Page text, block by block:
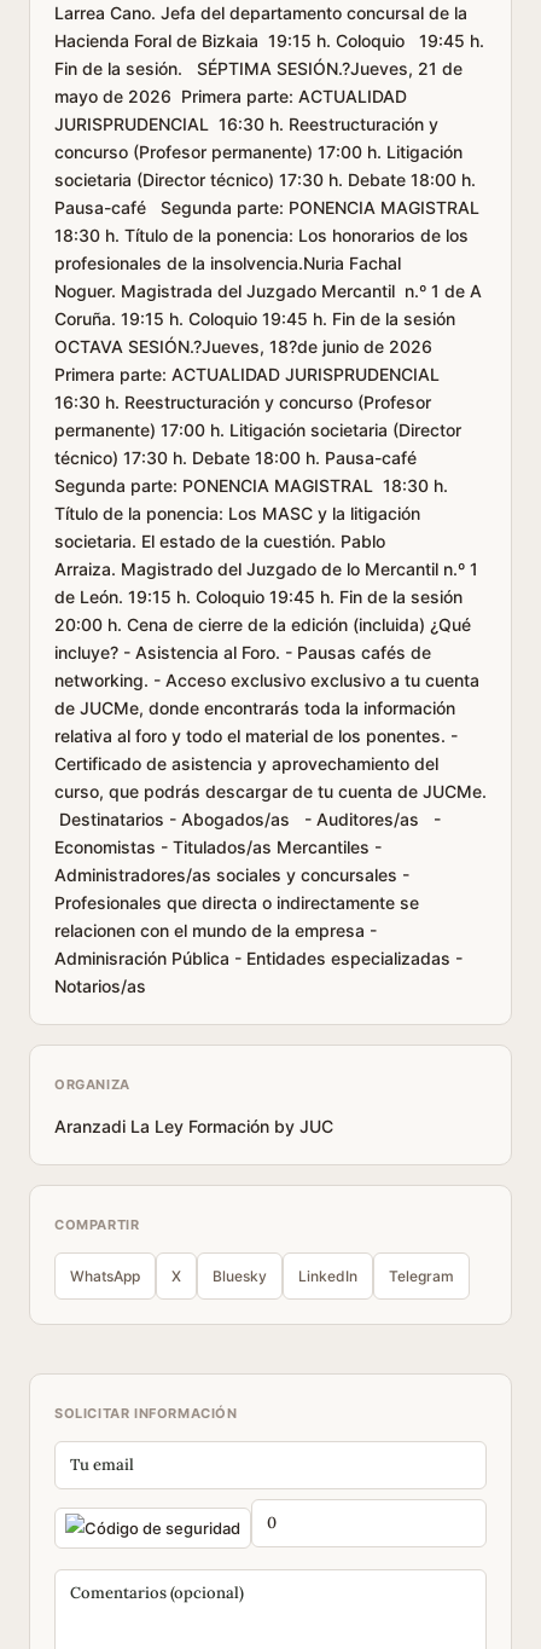
Larrea Cano. Jefa del departamento concursal de la
Hacienda Foral de Bizkaia 19:15 h. Coloquio 19:45 h.
Fin de la sesión. SÉPTIMA SESIÓN.?Jueves, 21 de
mayo de 2026 Primera parte: ACTUALIDAD
JURISPRUDENCIAL 16:30 h. Reestructuración y
concurso (Profesor permanente) 17:00 h. Litigación
societaria (Director técnico) 17:30 h. Debate 18:00 h.
Pausa-café Segunda parte: PONENCIA MAGISTRAL
18:30 h. Título de la ponencia: Los honorarios de los
profesionales de la insolvencia.Nuria Fachal
Noguer. Magistrada del Juzgado Mercantil n.º 1 de A
Coruña. 19:15 h. Coloquio 19:45 h. Fin de la sesión
OCTAVA SESIÓN.?Jueves, 18?de junio de 2026
Primera parte: ACTUALIDAD JURISPRUDENCIAL
16:30 h. Reestructuración y concurso (Profesor
permanente) 17:00 h. Litigación societaria (Director
técnico) 17:30 h. Debate 18:00 h. Pausa-café
Segunda parte: PONENCIA MAGISTRAL 18:30 h.
Título de la ponencia: Los MASC y la litigación
societaria. El estado de la cuestión. Pablo
Arraiza. Magistrado del Juzgado de lo Mercantil n.º 1
de León. 19:15 h. Coloquio 19:45 h. Fin de la sesión
20:00 h. Cena de cierre de la edición (incluida) ¿Qué
incluye? - Asistencia al Foro. - Pausas cafés de
networking. - Acceso exclusivo exclusivo a tu cuenta
de JUCMe, donde encontrarás toda la información
relativa al foro y todo el material de los ponentes. -
Certificado de asistencia y aprovechamiento del
curso, que podrás descargar de tu cuenta de JUCMe.
Destinatarios - Abogados/as - Auditores/as -
Economistas - Titulados/as Mercantiles -
Administradores/as sociales y concursales -
Profesionales que directa o indirectamente se
relacionen con el mundo de la empresa -
Adminisración Pública - Entidades especializadas -
Notarios/as
ORGANIZA
Aranzadi La Ley Formación by JUC
COMPARTIR
WhatsApp X Bluesky LinkedIn Telegram
SOLICITAR INFORMACIÓN